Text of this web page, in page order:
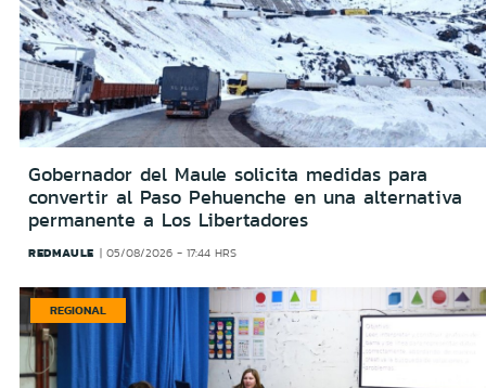
Gobernador del Maule solicita medidas para
convertir al Paso Pehuenche en una alternativa
permanente a Los Libertadores
REDMAULE 05/08/2026 - 17:44 HRS
REGIONAL